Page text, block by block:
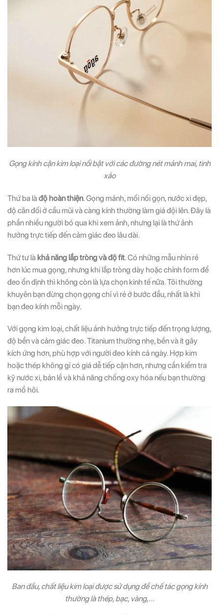
Gọng kính cận kim loại nổi bật với các đường nét mảnh mai, tinh
xảo
Thứ ba làđộ hoàn thiện. Gọng mảnh, mối nối gọn, nước xi đẹp,
độ cân đối ở cầu mũi và càng kính thường làm giá đội lên. Đây là
phần nhiều người bỏ qua khi xem ảnh, nhưng lại là thứ ảnh
hưởng trực tiếp đến cảm giác đeo lâu dài.
Thứ tư là khả năng lắp tròng và độ fit. Có những mẫu nhìn rẻ
hơn lúc mua gọng, nhưng khi lắp tròng dày hoặc chỉnh form để
đeo ổn định thì không còn là lựa chọn kinh tế nữa. Tôi thường
khuyên bạn đừng chọn gọng chỉ vì rẻ ở bước đầu, nhất là khi
bạn đeo kính mỗi ngày.
Với gọng kim loại, chất liệu ảnh hưởng trực tiếp đến trọng lượng,
độ bền và cảm giác đeo. Titanium thường nhẹ, bền và ít gây
kích ứng hơn, phù hợp với người đeo kính cả ngày. Hợp kim
hoặc thép không gỉ có giá dễ tiếp cận hơn, nhưng cần kiểm tra
kỹ nước xi, bản lề và khả năng chống oxy hóa nếu bạn thường
ra mồ hôi.
Ban đầu, chất liệu kim loại được sử dụng để chế tác gọng kính
thường là thép, bạc, vàng,…